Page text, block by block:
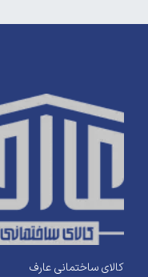
کالای ساختمانی عارف